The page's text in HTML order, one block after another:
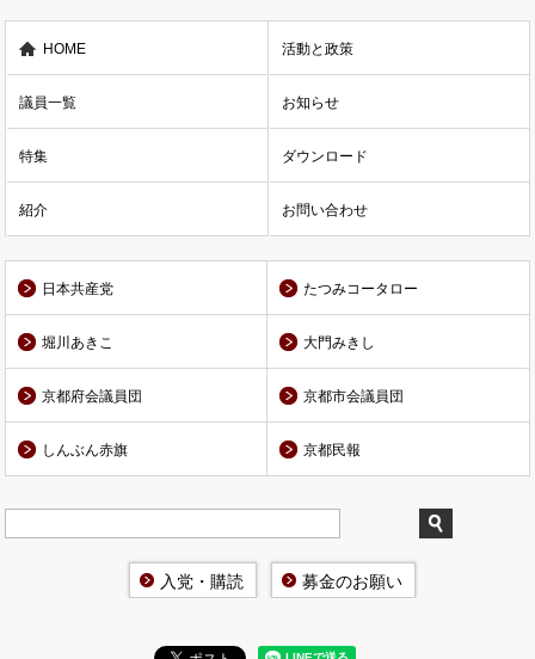
HOME 活動と政策
議員一覧 お知らせ
特集 ダウンロード
紹介 お問い合わせ
日本共産党 たつみコータロー
堀川あきこ 大門みきし
京都府会議員団 京都市会議員団
しんぶん赤旗 京都民報
入党・購読 募金のお願い